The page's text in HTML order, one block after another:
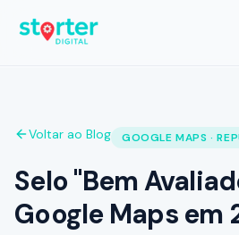
SERVIÇOS
Gestor Google Meu Negócio
Auditoria Google Meu Negócio
Voltar ao Blog GOOGLE MAPS ·
Selo "Bem
Google Maps em